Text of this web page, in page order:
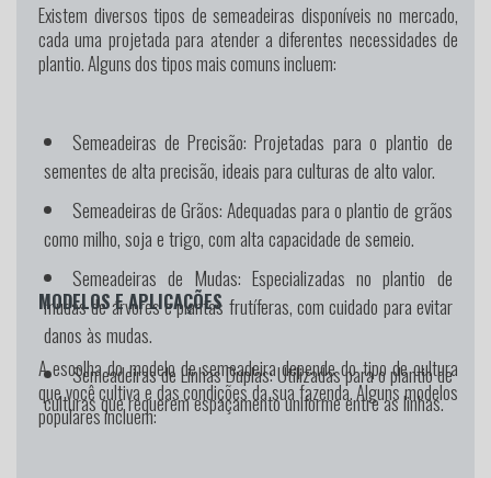
Existem diversos tipos de semeadeiras disponíveis no mercado,
cada uma projetada para atender a diferentes necessidades de
plantio. Alguns dos tipos mais comuns incluem:
Semeadeiras de Precisão: Projetadas para o plantio de
sementes de alta precisão, ideais para culturas de alto valor.
Semeadeiras de Grãos:Adequadas para o plantio de grãos
como milho, soja e trigo, com alta capacidade de semeio.
Semeadeiras de Mudas: Especializadas no plantio de
mudas de árvores e plantas frutíferas, com cuidado para evitar
danos às mudas.
Semeadeiras de Linhas Duplas:Utilizadas para o plantio de
culturas que requerem espaçamento uniforme entre as linhas.
MODELOS E APLICAÇÕES
A escolha do modelo de semeadeira depende do tipo de cultura
que você cultiva e das condições da sua fazenda. Alguns modelos
populares incluem: